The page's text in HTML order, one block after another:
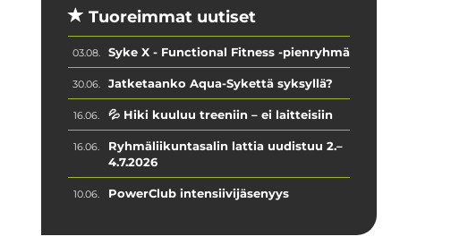
Tuoreimmat uutiset
03.08. Syke X - Functional Fitness -pienryhmä
30.06. Jatketaanko Aqua-Sykettä syksyllä?
16.06. 💦 Hiki kuuluu treeniin – ei laitteisiin
16.06.
Ryhmäliikuntasalin lattia uudistuu 2.–
4.7.2026
10.06. PowerClub intensiivijäsenyys